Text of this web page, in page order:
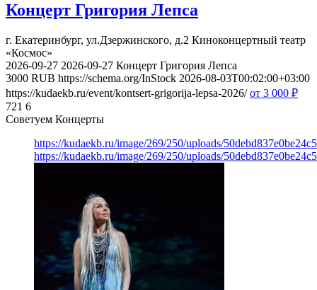
Концерт Григория Лепса
г. Екатеринбург, ул.Дзержинского, д.2 Киноконцертный театр
«Космос»
2026-09-27 2026-09-27 Концерт Григория Лепса
3000 RUB https://schema.org/InStock 2026-08-03T00:02:00+03:00
https://kudaekb.ru/event/kontsert-grigorija-lepsa-2026/ от 3 000 ₽
721 6
Советуем Концерты
https://kudaekb.ru/image/269/250/uploads/
https://kudaekb.ru/image/269/250/uploads/